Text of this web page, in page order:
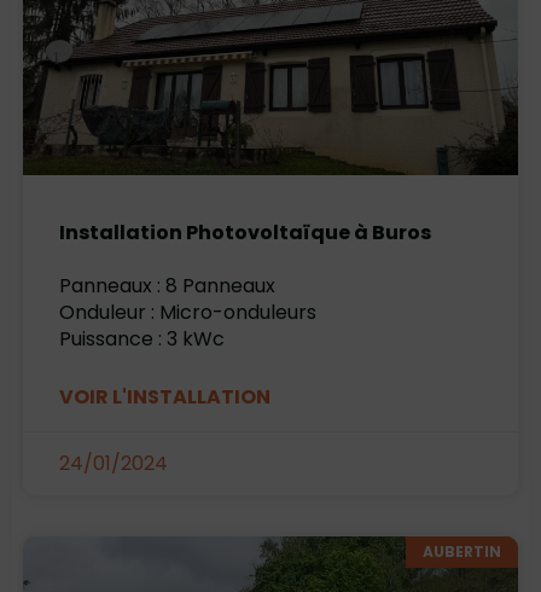
Installation Photovoltaïque à Buros
Panneaux : 8 Panneaux
Onduleur : Micro-onduleurs
Puissance : 3 kWc
VOIR L'INSTALLATION
24/01/2024
AUBERTIN